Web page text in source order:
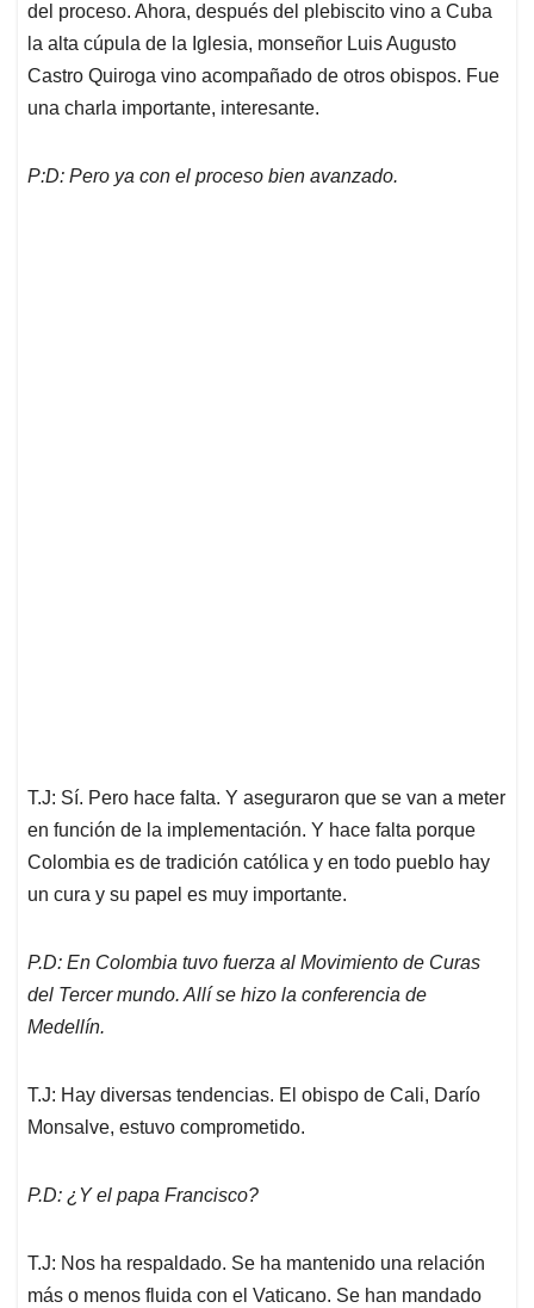
del proceso. Ahora, después del plebiscito vino a Cuba
la alta cúpula de la Iglesia, monseñor Luis Augusto
Castro Quiroga vino acompañado de otros obispos. Fue
una charla importante, interesante.
P:D: Pero ya con el proceso bien avanzado.
T.J: Sí. Pero hace falta. Y aseguraron que se van a meter
en función de la implementación. Y hace falta porque
Colombia es de tradición católica y en todo pueblo hay
un cura y su papel es muy importante.
P.D: En Colombia tuvo fuerza al Movimiento de Curas
del Tercer mundo. Allí se hizo la conferencia de
Medellín.
T.J: Hay diversas tendencias. El obispo de Cali, Darío
Monsalve, estuvo comprometido.
P.D: ¿Y el papa Francisco?
T.J: Nos ha respaldado. Se ha mantenido una relación
más o menos fluida con el Vaticano. Se han mandado